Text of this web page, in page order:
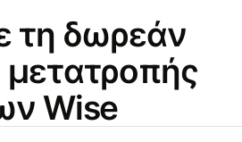
τη δωρεάν
Wise